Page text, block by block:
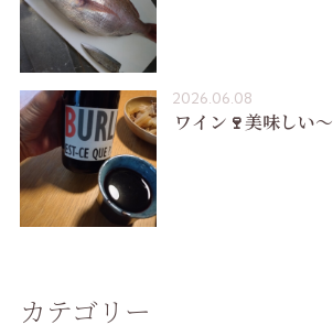
2026.06.08
ワイン🍷美味しい〜
カテゴリー